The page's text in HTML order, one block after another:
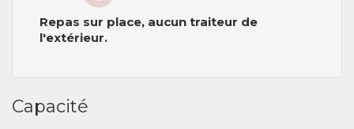
Repas sur place, aucun traiteur de
l'extérieur.
Capacité